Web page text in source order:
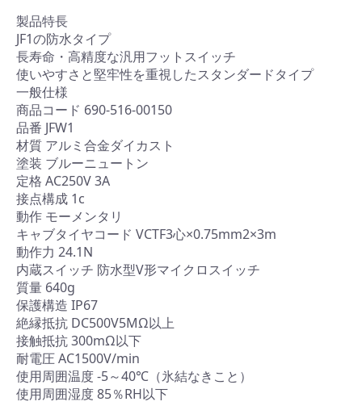
製品特長
JF1の防水タイプ
長寿命・高精度な汎用フットスイッチ
使いやすさと堅牢性を重視したスタンダードタイプ
一般仕様
商品コード 690-516-00150
品番 JFW1
材質 アルミ合金ダイカスト
塗装 ブルーニュートン
定格 AC250V 3A
接点構成 1c
動作 モーメンタリ
キャブタイヤコード VCTF3心×0.75mm2×3m
動作力 24.1N
内蔵スイッチ 防水型V形マイクロスイッチ
質量 640g
保護構造 IP67
絶縁抵抗 DC500V5MΩ以上
接触抵抗 300mΩ以下
耐電圧 AC1500V/min
使用周囲温度 -5～40℃（氷結なきこと）
使用周囲湿度 85％RH以下